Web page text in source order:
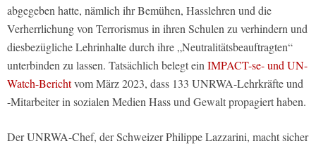
abgegeben hatte, nämlich ihr Bemühen, Hasslehren und die
Verherrlichung von Terrorismus in ihren Schulen zu verhindern und
diesbezügliche Lehrinhalte durch ihre „Neutralitätsbeauftragten“
unterbinden zu lassen. Tatsächlich belegt ein IMPACT-se- und UN-
Watch-Berichtvom März 2023, dass 133 UNRWA-Lehrkräfte und
-Mitarbeiter in sozialen Medien Hass und Gewalt propagiert haben.
Der UNRWA-Chef, der Schweizer Philippe Lazzarini, macht sicher